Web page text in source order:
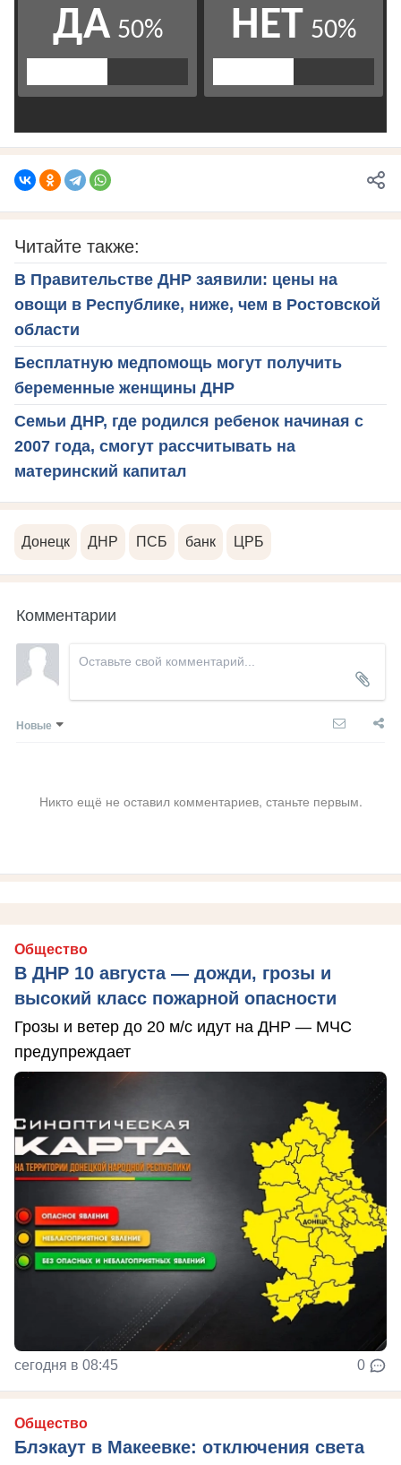
Читайте также:
В Правительстве ДНР заявили: цены на
овощи в Республике, ниже, чем в Ростовской
области
Бесплатную медпомощь могут получить
беременные женщины ДНР
Семьи ДНР, где родился ребенок начиная с
2007 года, смогут рассчитывать на
материнский капитал
Донецк ДНР ПСБ банк ЦРБ
Комментарии
Новые
Никто ещё не оставил комментариев, станьте первым.
Общество
В ДНР 10 августа — дожди, грозы и
высокий класс пожарной опасности
Грозы и ветер до 20 м/с идут на ДНР — МЧС
предупреждает
сегодня в 08:45 0
Общество
Блэкаут в Макеевке: отключения света